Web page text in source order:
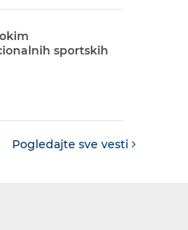
sportskih
Pogledajte sve vesti